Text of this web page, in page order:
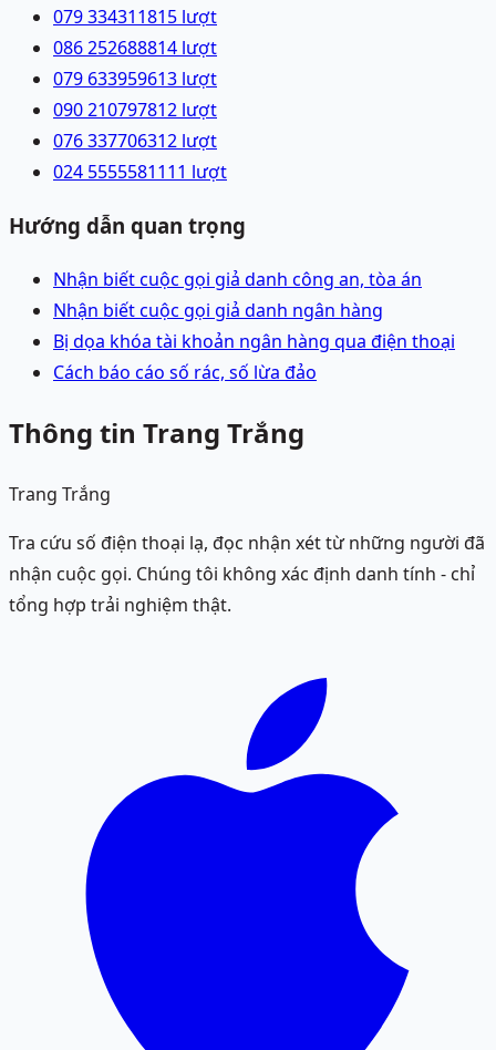
079 334311815 lượt
086 252688814 lượt
079 633959613 lượt
090 210797812 lượt
076 337706312 lượt
024 5555581111 lượt
Hướng dẫn quan trọng
Nhận biết cuộc gọi giả danh công an, tòa án
Nhận biết cuộc gọi giả danh ngân hàng
Bị dọa khóa tài khoản ngân hàng qua điện thoại
Cách báo cáo số rác, số lừa đảo
Thông tin Trang Trắng
Trang Trắng
Tra cứu số điện thoại lạ, đọc nhận xét từ những người đã
nhận cuộc gọi. Chúng tôi không xác định danh tính - chỉ
tổng hợp trải nghiệm thật.